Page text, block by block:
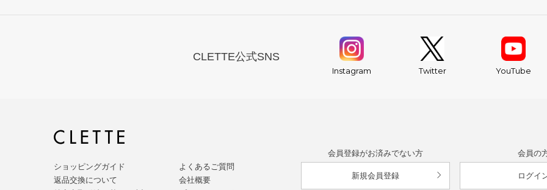
CLETTE公式SNS
Instagram Twitter YouTube
会員登録がお済みでない方
新規会員登録
会員の
ログイ
ショッピングガイド
よくあるご質問
返品交換について
会社概要